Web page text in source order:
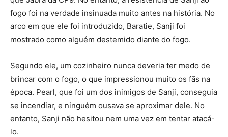
fogo foi na verdade insinuada muito antes na história. No
arco em que ele foi introduzido, Baratie, Sanji foi
mostrado como alguém destemido diante do fogo.
Segundo ele, um cozinheiro nunca deveria ter medo de
brincar com o fogo, o que impressionou muito os fãs na
época. Pearl, que foi um dos inimigos de Sanji, conseguia
se incendiar, e ninguém ousava se aproximar dele. No
entanto, Sanji não hesitou nem uma vez em tentar atacá-
lo.